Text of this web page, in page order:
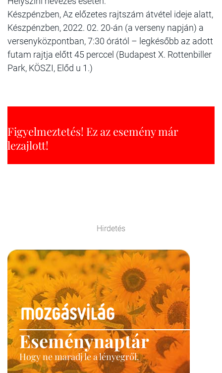
Készpénzben, Az előzetes rajtszám átvétel ideje alatt,
Készpénzben, 2022. 02. 20-án (a verseny napján) a
versenyközpontban, 7:30 órától – legkésőbb az adott
futam rajtja előtt 45 perccel (Budapest X. Rottenbiller
Park, KÖSZI, Előd u 1.)
Figyelmeztetés! Ez az esemény már
lezajlott!
Hirdetés
Eseménynaptár
Hogy ne maradj le a lényegről.